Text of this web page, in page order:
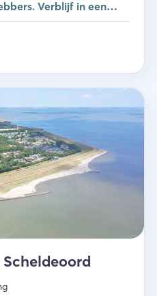
Verblijf in een